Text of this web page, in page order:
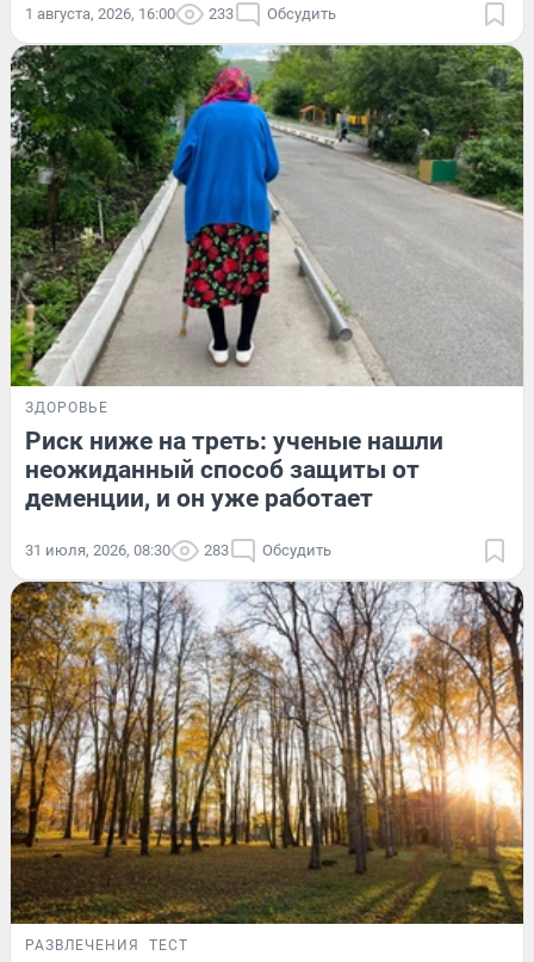
1 августа, 2026, 16:00 233 Обсудить
ЗДОРОВЬЕ
Риск ниже на треть: ученые нашли
неожиданный способ защиты от
деменции, и он уже работает
31 июля, 2026, 08:30 283 Обсудить
РАЗВЛЕЧЕНИЯ ТЕСТ